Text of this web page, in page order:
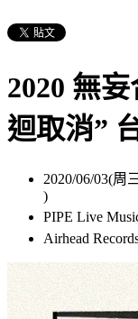
2020 無
迴取消”
2020/06/03(周
)
PIPE Live
Airhead